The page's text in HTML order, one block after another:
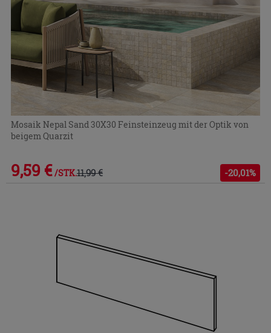
Mosaik Nepal Sand 30X30 Feinsteinzeug mit der Optik von
beigem Quarzit
9,59 € /STK.11,99 € -20,01%